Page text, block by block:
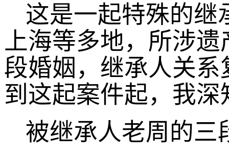
这是一起特殊的继
上海等多地，所涉
段婚姻，继承人关
到这起案件起，我
被继承人老周的三